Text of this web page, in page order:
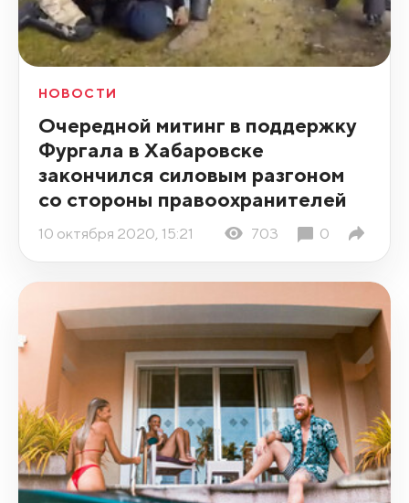
НОВОСТИ
Очередной митинг в поддержку
Фургала в Хабаровске
закончился силовым разгоном
со стороны правоохранителей
10 октября 2020, 15:21 703 0